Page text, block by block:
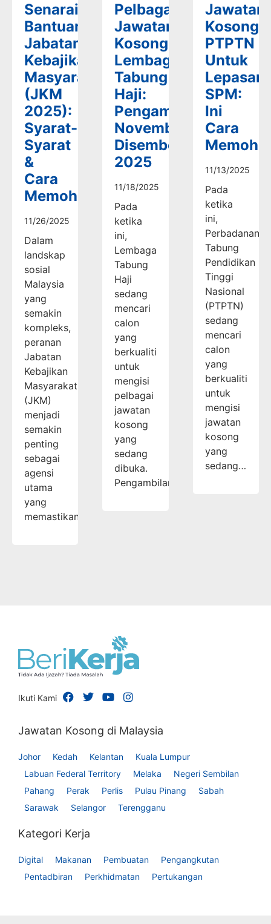
Senarai
Bantuan
Jabatan
Kebajikan
Masyarakat
(JKM
2025):
Syarat-
Syarat
&
Cara
Memohon
11/26/2025
Dalam
landskap
sosial
Malaysia
yang
semakin
kompleks,
peranan
Jabatan
Kebajikan
Masyarakat
(JKM)
menjadi
semakin
penting
sebagai
agensi
utama
yang
memastikan…
Pelbagai
Jawatan
Kosong
Lembaga
Tabung
Haji:
Pengambilan
November-
Disember
2025
11/18/2025
Pada
ketika
ini,
Lembaga
Tabung
Haji
sedang
mencari
calon
yang
berkualiti
untuk
mengisi
pelbagai
jawatan
kosong
yang
sedang
dibuka.
Pengambilan…
Jawatan
Kosong
PTPTN
Untuk
Lepasan
SPM:
Ini
Cara
11/13/2025
Pada
ketika
ini,
Perbadanan
Tabung
Pendidikan
Tinggi
Nasional
(PTPTN)
sedang
mencari
calon
yang
berkualiti
untuk
mengisi
jawatan
kosong
yang
sedang…
Ikuti Kami
Jawatan Kosong di Malaysia
Johor Kedah Kelantan
Kuala Lumpur
Labuan Federal Territory
Melaka
Negeri Sembilan
Pahang
Perak Perlis Pulau Pinang
Sabah
Sarawak
Selangor Terengganu
Kategori Kerja
Digital Makanan Pembuatan
Pengangkutan
Pentadbiran
Perkhidmatan Pertukangan